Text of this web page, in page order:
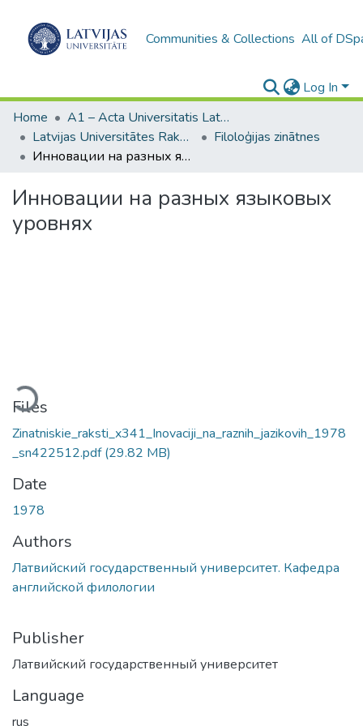
Communities & Collections All of
Log In
Home
A1 – Acta Universitatis Latviensis / Universitātes raksti / Scientific papers
Latvijas Universitātes Raksti (1949– )
Filoloģijas zinātnes
Инновации на разных языковых уровнях
Инновации на разных языковых
уровнях
Files
Zinatniskie_raksti_x341_Inovaciji_na_raznih_jazikovih_1978
_sn422512.pdf(29.82 MB)
Date
1978
Authors
Латвийский государственный университет. Кафедра
английской филологии
Publisher
Латвийский государственный университет
Language
rus